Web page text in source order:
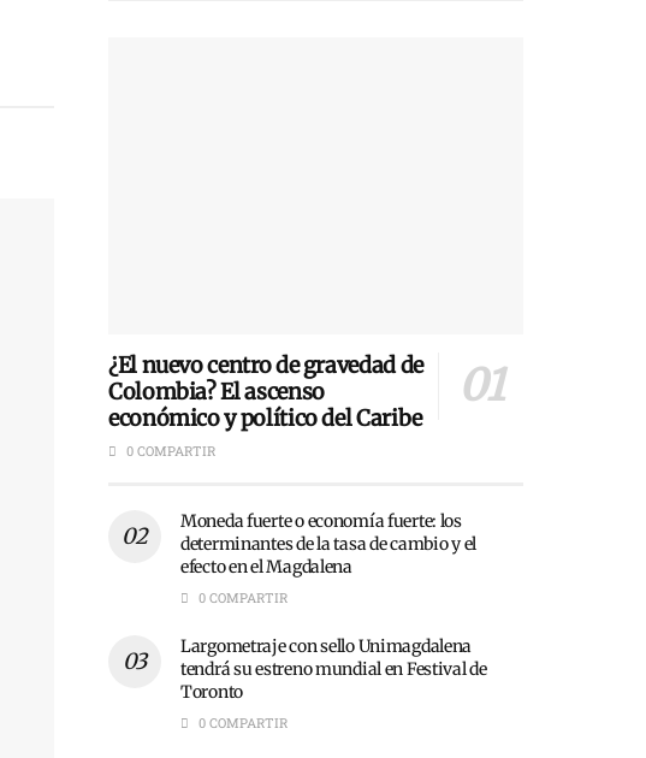
¿El nuevo centro de gravedad de
Colombia? El ascenso
económico y político del Caribe
0 COMPARTIR
Moneda fuerte o economía fuerte: los
determinantes de la tasa de cambio y el
efecto en el Magdalena
0 COMPARTIR
Largometraje con sello Unimagdalena
tendrá su estreno mundial en Festival de
Toronto
0 COMPARTIR